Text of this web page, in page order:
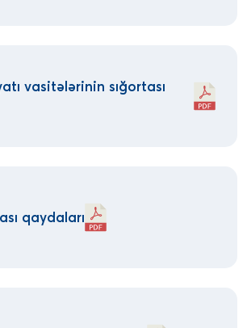
vasitələrinin sığortası
qaydaları